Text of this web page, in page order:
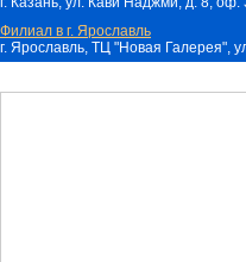
Филиал в г. Ярославль
г. Ярославль, ТЦ "Новая Галерея",